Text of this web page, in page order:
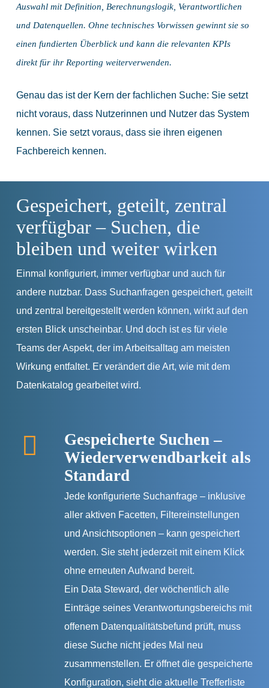
Auswahl mit Definition, Berechnungslogik, Verantwortlichen
und Datenquellen. Ohne technisches Vorwissen gewinnt sie so
einen fundierten Überblick und kann die relevanten KPIs
direkt für ihr Reporting weiterverwenden.
Genau das ist der Kern der fachlichen Suche: Sie setzt
nicht voraus, dass Nutzerinnen und Nutzer das System
kennen. Sie setzt voraus, dass sie ihren eigenen
Fachbereich kennen.
Gespeichert, geteilt, zentral
verfügbar – Suchen, die
bleiben und weiter wirken
Einmal konfiguriert, immer verfügbar und auch für
andere nutzbar. Dass Suchanfragen gespeichert, geteilt
und zentral bereitgestellt werden können, wirkt auf den
ersten Blick unscheinbar. Und doch ist es für viele
Teams der Aspekt, der im Arbeitsalltag am meisten
Wirkung entfaltet. Er verändert die Art, wie mit dem
Datenkatalog gearbeitet wird.
Gespeicherte Suchen –
Wiederverwendbarkeit als
Standard
Jede konfigurierte Suchanfrage – inklusive
aller aktiven Facetten, Filtereinstellungen
und Ansichtsoptionen – kann gespeichert
werden. Sie steht jederzeit mit einem Klick
ohne erneuten Aufwand bereit.
Ein Data Steward, der wöchentlich alle
Einträge seines Verantwortungsbereichs mit
offenem Datenqualitätsbefund prüft, muss
diese Suche nicht jedes Mal neu
zusammenstellen. Er öffnet die gespeicherte
Konfiguration, sieht die aktuelle Trefferliste